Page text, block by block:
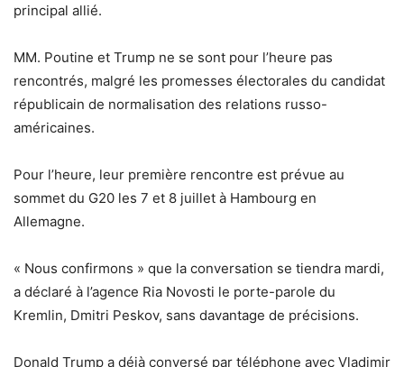
principal allié.
MM. Poutine et Trump ne se sont pour l’heure pas
rencontrés, malgré les promesses électorales du candidat
républicain de normalisation des relations russo-
américaines.
Pour l’heure, leur première rencontre est prévue au
sommet du G20 les 7 et 8 juillet à Hambourg en
Allemagne.
« Nous confirmons » que la conversation se tiendra mardi,
a déclaré à l’agence Ria Novosti le porte-parole du
Kremlin, Dmitri Peskov, sans davantage de précisions.
Donald Trump a déjà conversé par téléphone avec Vladimir